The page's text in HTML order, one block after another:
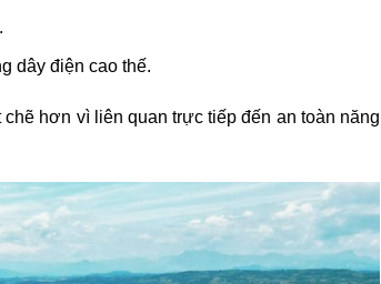
dây điện cao thế.
hơn vì liên quan trực tiếp đến an toàn năng